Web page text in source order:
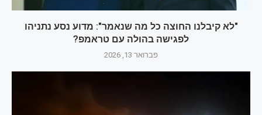
"לא קיבלנו החוצה כל מה שנאמר": מדוע נסע נתניהו
לפגישה בהולה עם טראמפ?
פברואר 13, 2026